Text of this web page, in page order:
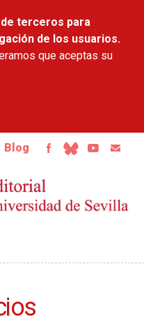
terceros para
de los usuarios.
que aceptas su
Blog